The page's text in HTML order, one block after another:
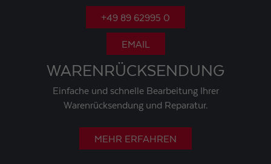
+49 89 62995 0
EMAIL
WARENRÜCKSENDUNG
Einfache und schnelle Bearbeitung Ihrer
Warenrücksendung und Reparatur.
MEHR ERFAHREN